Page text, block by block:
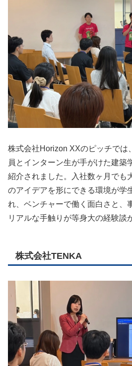
株式会社Horizon XXのピッチでは
員とインターン生が手がけた建築
紹介されました。入社数ヶ月でも
のアイデアを形にできる環境が学
れ、ベンチャーで働く面白さと、
リアルな手触りが等身大の経験談
株式会社TENKA